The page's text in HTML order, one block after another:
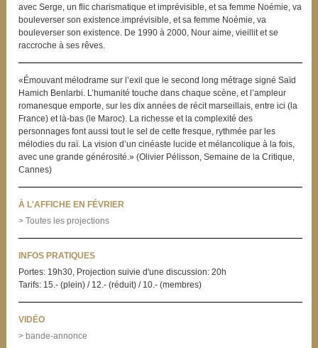
avec Serge, un flic charismatique et imprévisible, et sa femme Noémie, va
bouleverser son existence.imprévisible, et sa femme Noémie, va
bouleverser son existence. De 1990 à 2000, Nour aime, vieillit et se
raccroche à ses rêves.
«Émouvant mélodrame sur l’exil que le second long métrage signé Saïd
Hamich Benlarbi. L’humanité touche dans chaque scène, et l’ampleur
romanesque emporte, sur les dix années de récit marseillais, entre ici (la
France) et là-bas (le Maroc). La richesse et la complexité des
personnages font aussi tout le sel de cette fresque, rythmée par les
mélodies du raï. La vision d’un cinéaste lucide et mélancolique à la fois,
avec une grande générosité.» (Olivier Pélisson, Semaine de la Critique,
Cannes)
À L'AFFICHE EN FÉVRIER
> Toutes les projections
INFOS PRATIQUES
Portes: 19h30, Projection suivie d'une discussion: 20h
Tarifs: 15.- (plein) / 12.- (réduit) / 10.- (membres)
VIDÉO
> bande-annonce